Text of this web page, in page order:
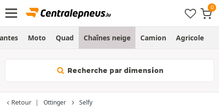
Moto Quad Chaînes neige Camion Agricole
Recherche par dimension
Retour Ottinger Selfy